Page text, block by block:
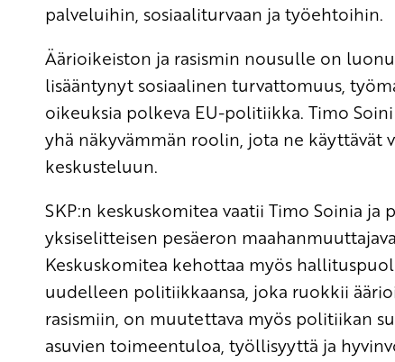
palveluihin, sosiaaliturvaan ja työehtoihin.
Äärioikeiston ja rasismin nousulle on
lisääntynyt sosiaalinen turvattomuus,
oikeuksia polkeva EU-politiikka. Timo
yhä näkyvämmän roolin, jota ne
keskusteluun.
SKP:n keskuskomitea vaatii Timo Soinia
yksiselitteisen pesäeron
Keskuskomitea kehottaa myös
uudelleen politiikkaansa, joka ruokkii
rasismiin, on muutettava myös politiikan
asuvien toimeentuloa, työllisyyttä ja